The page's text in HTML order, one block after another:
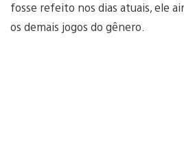
fosse refeito nos dias atuais, ele
os demais jogos do gênero.